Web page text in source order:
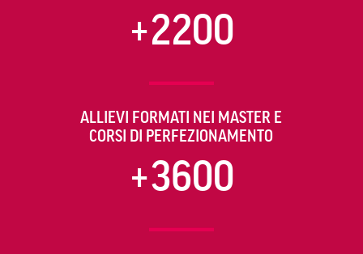
+2200
ALLIEVI FORMATI NEI MASTER E
CORSI DI PERFEZIONAMENTO
+3600